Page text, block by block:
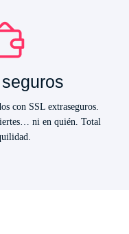
con SSL extraseguros.
ni en quién. Total